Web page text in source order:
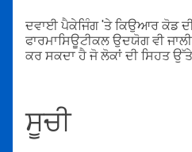
ਦਵਾਈ ਪੈਕੇਜਿੰਗ 'ਤੇ ਕਿਉਆਰ ਕੋਡ
ਫਾਰਮਾਸਿਊਟੀਕਲ ਉਦਯੋਗ ਵੀ
ਕਰ ਸਕਦਾ ਹੈ ਜੋ ਲੋਕਾਂ ਦੀ ਸਿਹਤ
ਸੂਚੀ